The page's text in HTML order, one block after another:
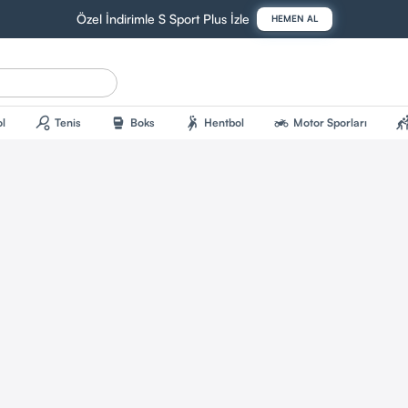
Özel İndirimle S Sport Plus İzle HEMEN AL
sports_tennis Tenis sports_mma Boks sports_handball Hentbol two_wheeler Motor Sporları